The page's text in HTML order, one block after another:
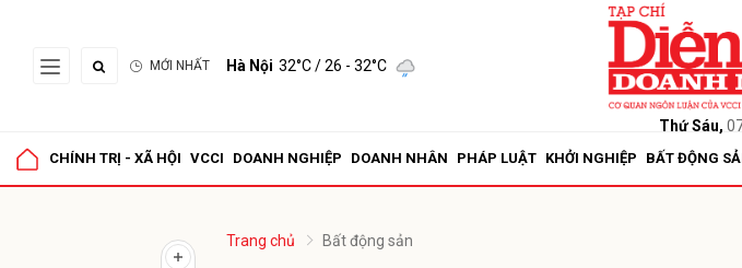
MỚI NHẤT Hà Nội 32°C/ 26 - 32°C
Thứ Sáu,
CHÍNH TRỊ - XÃ HỘI VCCI DOANH NGHIỆP DOANH NHÂN PHÁP LUẬT KHỞI NGHIỆP BẤT ĐỘNG
Trang chủ Bất động sản